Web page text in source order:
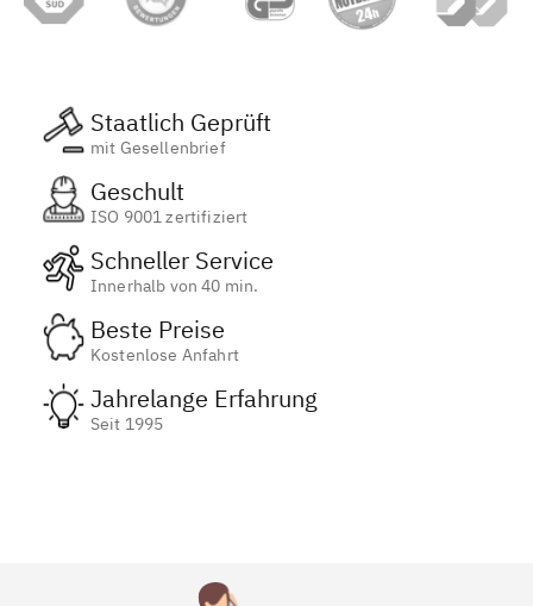
Staatlich Geprüft
mit Gesellenbrief
Geschult
ISO 9001 zertifiziert
Schneller Service
Innerhalb von 40 min.
Beste Preise
Kostenlose Anfahrt
Jahrelange Erfahrung
Seit 1995